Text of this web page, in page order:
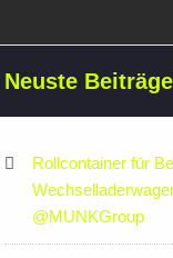
Neuste Beiträge
Rollcontainer für
‪@MUNKGroup‬